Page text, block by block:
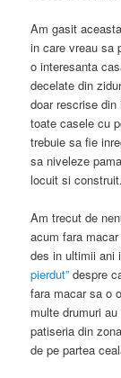
Am gasit
in care vreau sa
o interesanta
decelate din
doar rescrise
toate casele cu
trebuie sa fie
sa niveleze
locuit si construit.
Am trecut de
acum fara
des in ultimii ani
pierdut” despre
fara macar sa o
multe drumuri
patiseria din
de pe partea